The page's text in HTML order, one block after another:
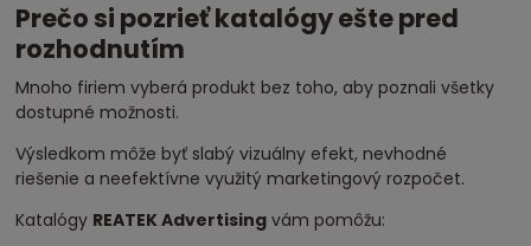
Prečo si pozrieť katalógy ešte pred
rozhodnutím
Mnoho firiem vyberá produkt bez toho, aby poznali všetky
dostupné možnosti.
Výsledkom môže byť slabý vizuálny efekt, nevhodné
riešenie a neefektívne využitý marketingový rozpočet.
Katalógy REATEK Advertising vám pomôžu: